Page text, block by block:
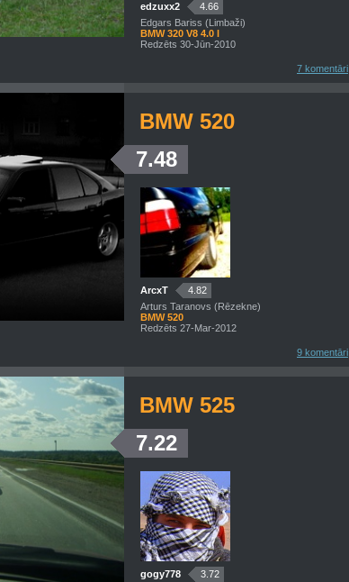
edzuxx2
4.66
Edgars Bariss (Limbaži)
BMW 320 V8 4.0 l
Redzēts 30-Jūn-2010
7 komentāri
BMW 520
7.48
ArcxT
4.82
Arturs Taranovs (Rēzekne)
BMW 520
Redzēts 27-Mar-2012
9 komentāri
BMW 525
7.22
gogy778
3.72